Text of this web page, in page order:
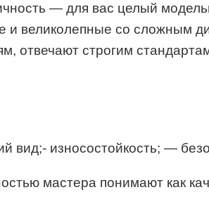
— для вас целый
и великолепные со сложным
отвечают строгим
вид;- износостойкость; —
мастера понимают как